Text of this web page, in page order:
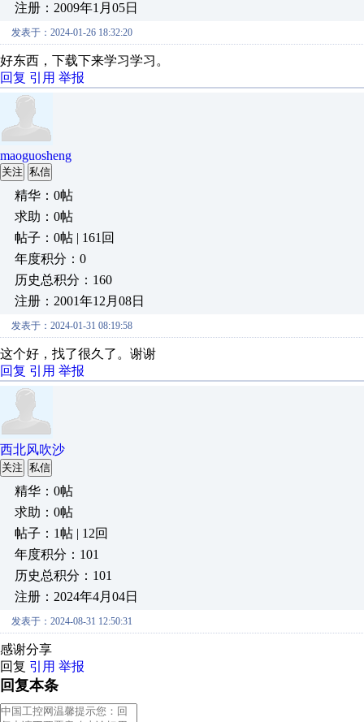
注册：2009年1月05日
发表于：2024-01-26 18:32:20
好东西，下载下来学习学习。
回复 引用 举报
maoguosheng
关注 私信
精华：0帖
求助：0帖
帖子：0帖 | 161回
年度积分：0
历史总积分：160
注册：2001年12月08日
发表于：2024-01-31 08:19:58
这个好，找了很久了。谢谢
回复 引用 举报
西北风吹沙
关注 私信
精华：0帖
求助：0帖
帖子：1帖 | 12回
年度积分：101
历史总积分：101
注册：2024年4月04日
发表于：2024-08-31 12:50:31
感谢分享
回复 引用 举报
回复本条